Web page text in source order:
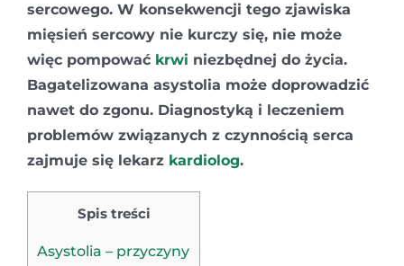
sercowego. W konsekwencji tego zjawiska
mięsień sercowy nie kurczy się, nie może
więc pompować krwi niezbędnej do życia.
Bagatelizowana asystolia może doprowadzić
nawet do zgonu. Diagnostyką i leczeniem
problemów związanych z czynnością serca
zajmuje się lekarz kardiolog.
Spis treści
Asystolia – przyczyny